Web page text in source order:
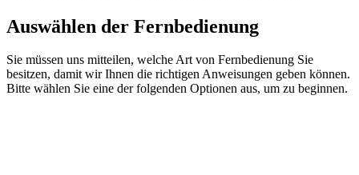
Auswählen der Fernbedienung
Sie müssen uns mitteilen, welche Art von Fernbedienung Sie
besitzen, damit wir Ihnen die richtigen Anweisungen geben können.
Bitte wählen Sie eine der folgenden Optionen aus, um zu beginnen.